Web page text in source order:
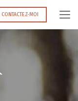
CONTACTEZ-MOI